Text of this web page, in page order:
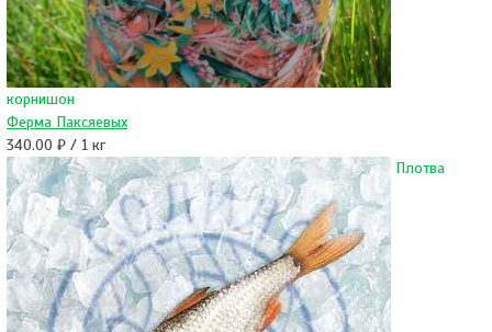
корнишон
Ферма Паксяевых
340.00 ₽ / 1 кг
Плотва